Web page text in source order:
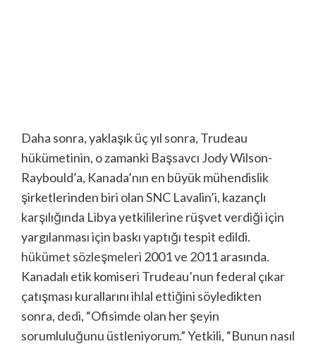
Daha sonra, yaklaşık üç yıl sonra, Trudeau
hükümetinin, o zamanki Başsavcı Jody Wilson-
Raybould’a, Kanada’nın en büyük mühendislik
şirketlerinden biri olan SNC Lavalin’i, kazançlı
karşılığında Libya yetkililerine rüşvet verdiği için
yargılanması için baskı yaptığı tespit edildi.
hükümet sözleşmeleri 2001 ve 2011 arasında.
Kanadalı etik komiseri Trudeau’nun federal çıkar
çatışması kurallarını ihlal ettiğini söyledikten
sonra, dedi, “Ofisimde olan her şeyin
sorumluluğunu üstleniyorum.” Yetkili, “Bunun nasıl